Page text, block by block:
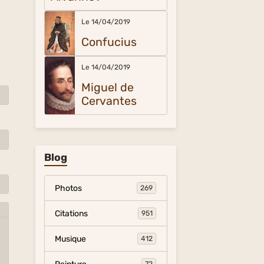
Le 14/04/2019
Confucius
Le 14/04/2019
Miguel de
Cervantes
Blog
Photos 269
Citations 951
Musique 412